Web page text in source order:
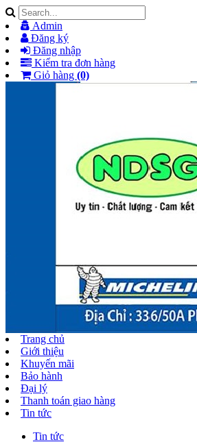
Admin
Đăng ký
Đăng nhập
Kiểm tra đơn hàng
Giỏ hàng (0)
Trang chủ
Giới thiệu
Khuyến mãi
Bảo hành
Đại lý
Thanh toán giao hàng
Tin tức
Tin tức